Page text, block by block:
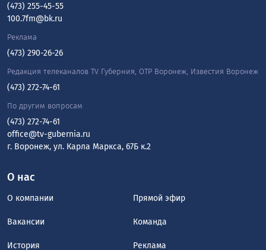
О нас
О компании Прямой эфир
Вакансии Команда
История Реклама
(473) 255-45-55
100.7fm@bk.ru
Реклама
(473) 290-26-26
Редакция телеканалов TV Губерния, ОТР Воронеж, Известия Воронеж
(473) 272-74-61
По другим вопросам
(473) 272-74-61
office@tv-gubernia.ru
г. Воронеж, ул. Карла Маркса, 67Б к.2